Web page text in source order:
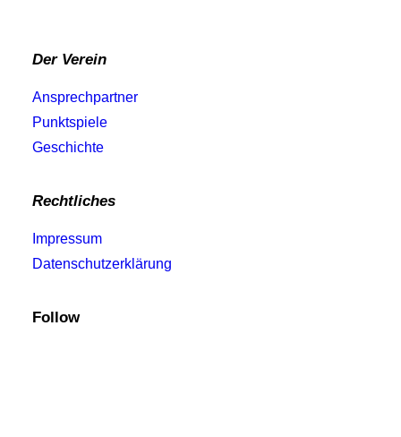
Der Verein
Ansprechpartner
Punktspiele
Geschichte
Rechtliches
Impressum
Datenschutzerklärung
Follow